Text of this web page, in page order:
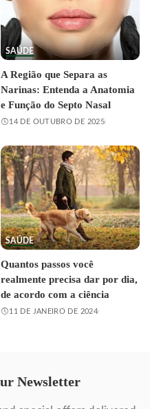
SAÚDE
A Região que Separa as
Narinas: Entenda a Anatomia
e Função do Septo Nasal
14 DE OUTUBRO DE 2025
SAÚDE
Quantos passos você
realmente precisa dar por dia,
de acordo com a ciência
11 DE JANEIRO DE 2024
Newsletter